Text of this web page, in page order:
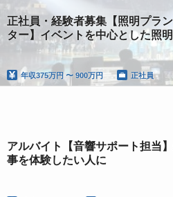
正社員・経験者募集【照明プラ
ター】イベントを中心とした照
年収375万円 〜 900万円 正社員
アルバイト【音響サポート担当
事を体験したい人に